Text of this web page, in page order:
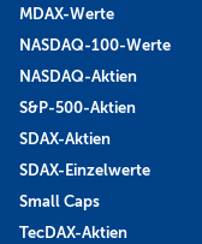
MDAX-Werte
NASDAQ-100-Werte
NASDAQ-Aktien
S&P-500-Aktien
SDAX-Aktien
SDAX-Einzelwerte
Small Caps
TecDAX-Aktien